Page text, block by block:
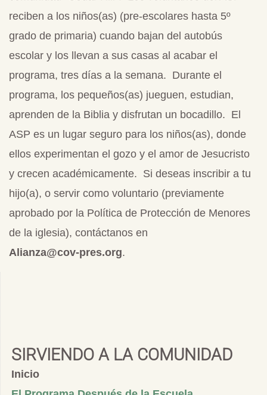
reciben a los niños(as) (pre-escolares hasta 5º
grado de primaria) cuando bajan del autobús
escolar y los llevan a sus casas al acabar el
programa, tres días a la semana. Durante el
programa, los pequeños(as) jueguen, estudian,
aprenden de la Biblia y disfrutan un bocadillo. El
ASP es un lugar seguro para los niños(as), donde
ellos experimentan el gozo y el amor de Jesucristo
y crecen académicamente. Si deseas inscribir a tu
hijo(a), o servir como voluntario (previamente
aprobado por la Política de Protección de Menores
de la iglesia), contáctanos en
Alianza@cov-pres.org.
SIRVIENDO A LA COMUNIDAD
Inicio